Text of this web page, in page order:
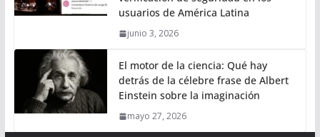
usuarios de América Latina
junio 3, 2026
El motor de la ciencia: Qué hay
detrás de la célebre frase de Albert
Einstein sobre la imaginación
mayo 27, 2026